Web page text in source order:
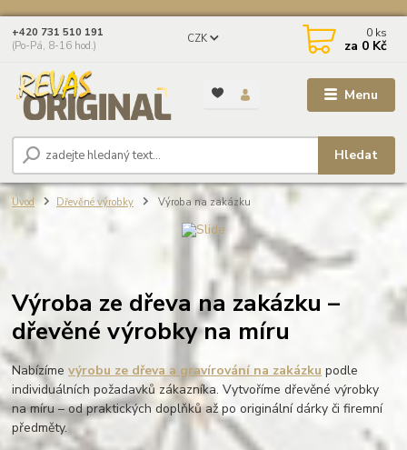
Menu
CZK
Hledat
+420 731 510 191
(Po-Pá, 8-16 hod.)
0 ks
za 0 Kč
Úvod Dřevěné výrobky Výroba na zakázku
Výroba ze dřeva na zakázku –
dřevěné výrobky na míru
Nabízímevýrobu ze dřeva a gravírování na zakázku podle
individuálních požadavků zákazníka. Vytvoříme dřevěné výrobky
na míru – od praktických doplňků až po originální dárky či firemní
předměty.